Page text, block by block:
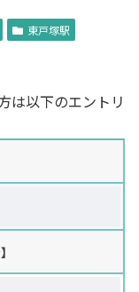
東戸塚駅
は以下のエントリ